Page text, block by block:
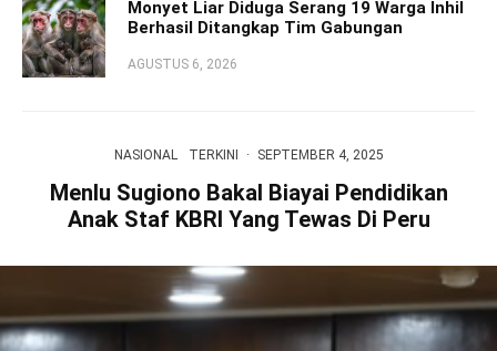
Monyet Liar Diduga Serang 19 Warga Inhil
Berhasil Ditangkap Tim Gabungan
AGUSTUS 6, 2026
NASIONAL TERKINI · SEPTEMBER 4, 2025
Menlu Sugiono Bakal Biayai Pendidikan
Anak Staf KBRI Yang Tewas Di Peru